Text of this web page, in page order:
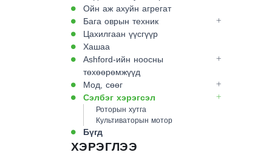
Ойн аж ахуйн агрегат
Бага оврын техник
Цахилгаан үүсгүүр
Хашаа
Ashford-ийн ноосны
төхөөрөмжүүд
Мод, сөөг
Сэлбэг хэрэгсэл
Роторын хутга
Культиваторын мотор
Бүгд
ХЭРЭГЛЭЭ